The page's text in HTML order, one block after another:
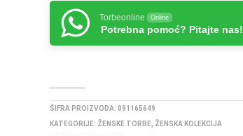
Torbeonline Online
Potrebna pomoć? Pitajte nas!
ŠIFRA PROIZVODA:091165649
KATEGORIJE: ŽENSKE TORBE ŽENSKA KOLEKCIJA